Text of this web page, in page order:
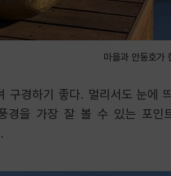
마을과 안동호가
구경하기 좋다. 멀리서도 눈에
경을 가장 잘 볼 수 있는 포인